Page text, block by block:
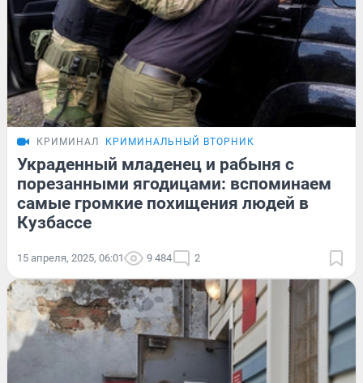
КРИМИНАЛ КРИМИНАЛЬНЫЙ ВТОРНИК
Украденный младенец и рабыня с
порезанными ягодицами: вспоминаем
самые громкие похищения людей в
Кузбассе
15 апреля, 2025, 06:01 9 484 2